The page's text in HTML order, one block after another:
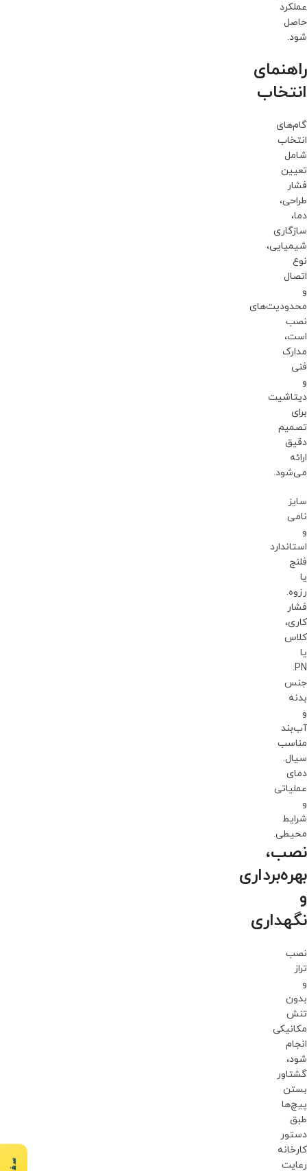
عملکرد
حاصل
شود.
راهنمای
انتخاب
گام‌های
انتخاب
شامل
تعیین
فشار
طراحی،
دما،
سازگاری
شیمیایی،
نوع
اتصال
و
محدودیت‌های
نصب
است،
مدارک
فنی
و
دیتاشیت
برای
تصمیم
دقیق
ارائه
می‌شود.
سایز
نامی
و
استاندارد
فلنج
یا
رزوه.
فشار
کاری،
کلاس
یا
PN.
جنس
بدنه
و
آب‌بند
مناسب
سیال.
دمای
عملیاتی
و
شرایط
محیطی.
نصب،
بهره‌برداری
و
نگهداری
نصب
تراز
و
بدون
تنش
مکانیکی
انجام
شود،
گشتاور
بستن
پیچ‌ها
طبق
دستور
کارخانه
رعایت